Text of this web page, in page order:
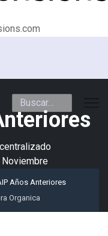
Buscar
Noviembre
Años Anteriores
Organica